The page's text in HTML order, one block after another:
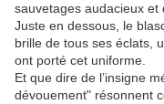
sauvetages audacieux
Juste en dessous, le
brille de tous ses éclats,
ont porté cet uniforme.
Et que dire de l’insigne
dévouement" résonnent